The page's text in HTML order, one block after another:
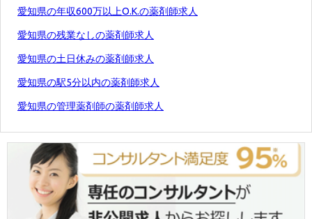
愛知県の年収600万以上O.K.の薬剤師求人
愛知県の残業なしの薬剤師求人
愛知県の土日休みの薬剤師求人
愛知県の駅5分以内の薬剤師求人
愛知県の管理薬剤師の薬剤師求人